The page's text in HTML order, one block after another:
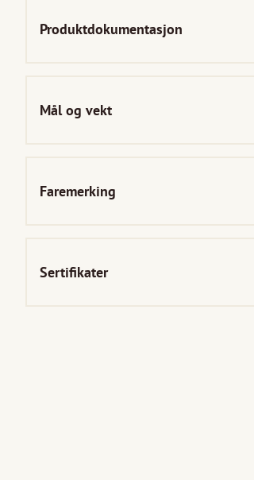
Produktdokumentasjon
Mål og vekt
Faremerking
Sertifikater